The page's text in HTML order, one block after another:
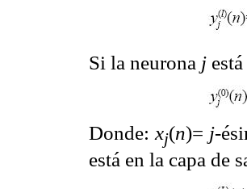
Si la neurona j
Donde: xj(n)= j-
está en la capa de